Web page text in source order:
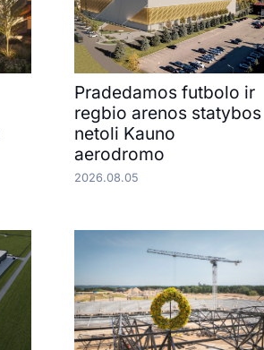
Pradedamos futbolo ir
regbio arenos statybos
netoli Kauno
aerodromo
2026.08.05